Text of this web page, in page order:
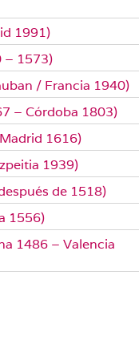
1991)
– 1573)
/ Francia 1940)
– Córdoba 1803)
1616)
1939)
de 1518)
1556)
1486 – Valencia